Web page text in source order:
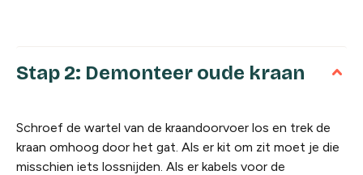
Stap 2: Demonteer oude kraan
Schroef de wartel van de kraandoorvoer los en trek de
kraan omhoog door het gat. Als er kit om zit moet je die
misschien iets lossnijden. Als er kabels voor de